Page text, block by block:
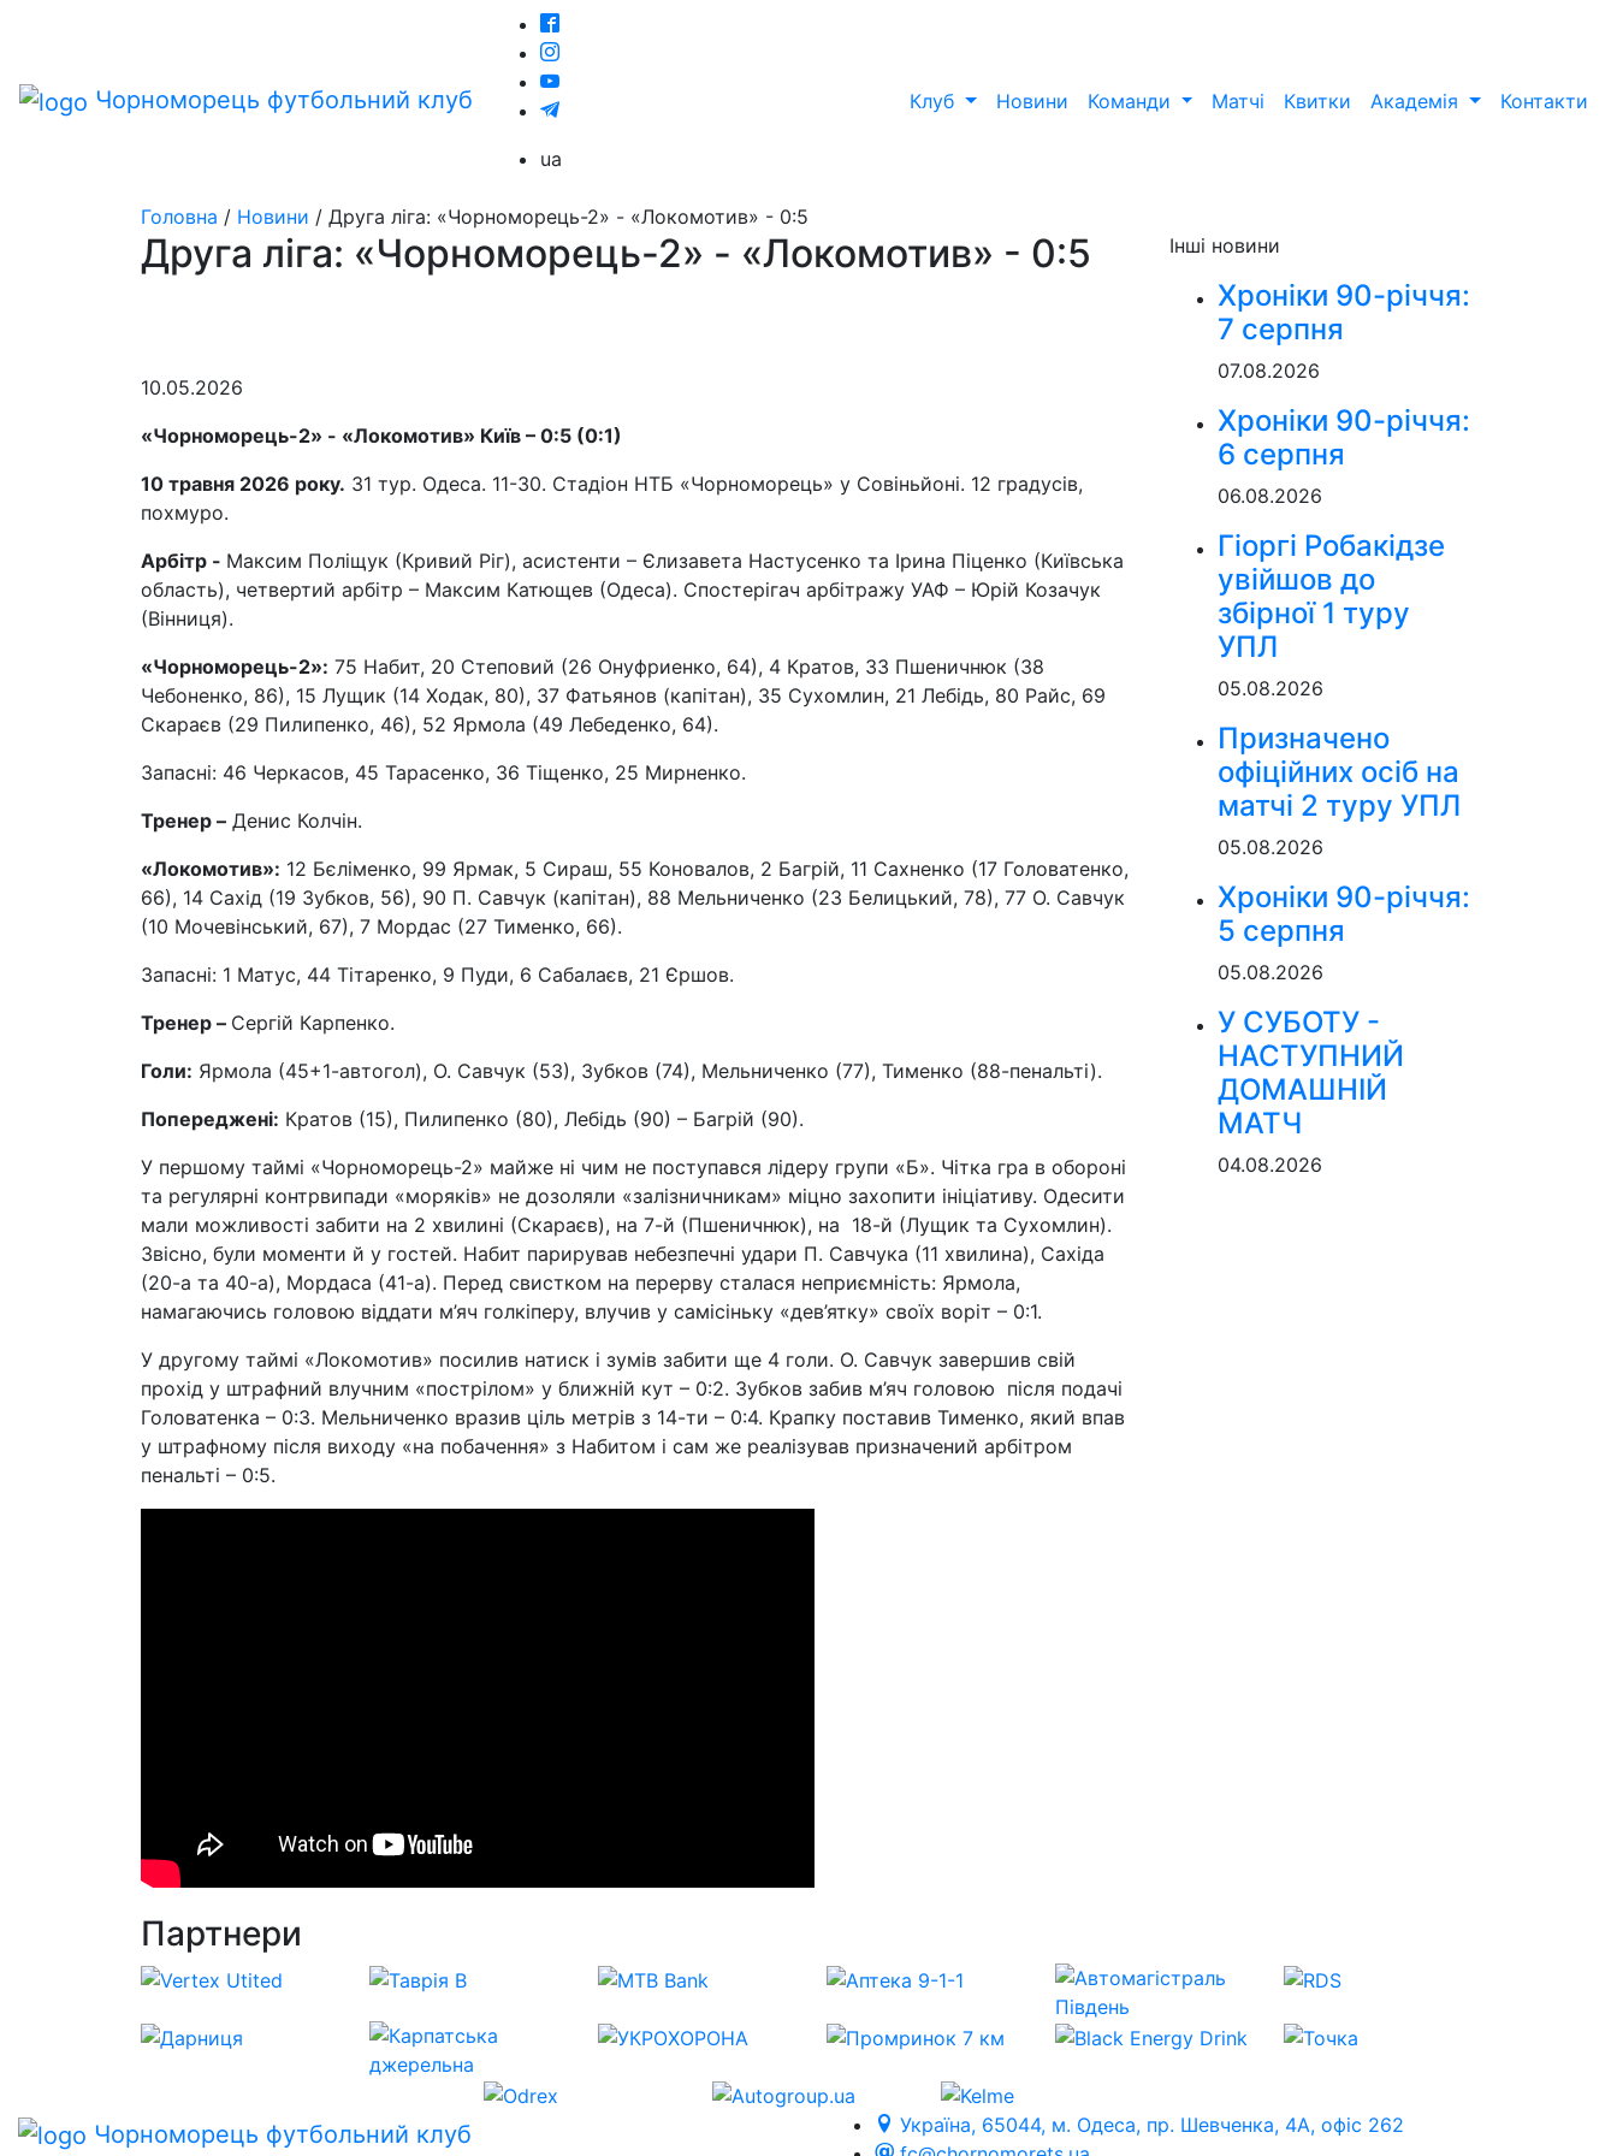
Чорноморець футбольний клуб
ua
Клуб Новини Команди Матчі Квитки Академія Контакти
Головна / Новини / Друга ліга: «Чорноморець-2» - «Локомотив» - 0:5
Друга ліга: «Чорноморець-2» - «Локомотив» - 0:5
10.05.2026
«Чорноморець-2» - «Локомотив» Київ – 0:5 (0:1)
10 травня 2026 року. 31 тур. Одеса. 11-30. Стадіон НТБ «Чорноморець» у Совіньйоні. 12 градусів,
похмуро.
Арбітр - Максим Поліщук (Кривий Ріг), асистенти – Єлизавета Настусенко та Ірина Піценко (Київська
область), четвертий арбітр – Максим Катющев (Одеса). Спостерігач арбітражу УАФ – Юрій Козачук
(Вінниця).
«Чорноморець-2»: 75 Набит, 20 Степовий (26 Онуфриенко, 64), 4 Кратов, 33 Пшеничнюк (38
Чебоненко, 86), 15 Лущик (14 Ходак, 80), 37 Фатьянов (капітан), 35 Сухомлин, 21 Лебідь, 80 Райс, 69
Скараєв (29 Пилипенко, 46), 52 Ярмола (49 Лебеденко, 64).
Запасні: 46 Черкасов, 45 Тарасенко, 36 Тіщенко, 25 Мирненко.
Тренер – Денис Колчін.
«Локомотив»: 12 Бєліменко, 99 Ярмак, 5 Сираш, 55 Коновалов, 2 Багрій, 11 Сахненко (17 Головатенко,
66), 14 Сахід (19 Зубков, 56), 90 П. Савчук (капітан), 88 Мельниченко (23 Белицький, 78), 77 О. Савчук
(10 Мочевінський, 67), 7 Мордас (27 Тименко, 66).
Запасні: 1 Матус, 44 Тітаренко, 9 Пуди, 6 Сабалаєв, 21 Єршов.
Тренер – Сергій Карпенко.
Голи: Ярмола (45+1-автогол), О. Савчук (53), Зубков (74), Мельниченко (77), Тименко (88-пенальті).
Попереджені: Кратов (15), Пилипенко (80), Лебідь (90) – Багрій (90).
У першому таймі «Чорноморець-2» майже ні чим не поступався лідеру групи «Б». Чітка гра в обороні
та регулярні контрвипади «моряків» не дозоляли «залізничникам» міцно захопити ініціативу. Одесити
мали можливості забити на 2 хвилині (Скараєв), на 7-й (Пшеничнюк), на 18-й (Лущик та Сухомлин).
Звісно, були моменти й у гостей. Набит парирував небезпечні удари П. Савчука (11 хвилина), Сахіда
(20-а та 40-а), Мордаса (41-а). Перед свистком на перерву сталася неприємність: Ярмола,
намагаючись головою віддати м’яч голкіперу, влучив у самісіньку «дев’ятку» своїх воріт – 0:1.
У другому таймі «Локомотив» посилив натиск і зумів забити ще 4 голи. О. Савчук завершив свій
прохід у штрафний влучним «пострілом» у ближній кут – 0:2. Зубков забив м’яч головою після подачі
Головатенка – 0:3. Мельниченко вразив ціль метрів з 14-ти – 0:4. Крапку поставив Тименко, який впав
у штрафному після виходу «на побачення» з Набитом і сам же реалізував призначений арбітром
пенальті – 0:5.
Інші новини
Хроніки 90-річчя:
7 серпня
07.08.2026
Хроніки 90-річчя:
6 серпня
06.08.2026
Гіоргі Робакідзе
увійшов до
збірної 1 туру
УПЛ
05.08.2026
Призначено
офіційних осіб на
матчі 2 туру УПЛ
05.08.2026
Хроніки 90-річчя:
5 серпня
05.08.2026
У СУБОТУ -
НАСТУПНИЙ
ДОМАШНІЙ
МАТЧ
04.08.2026
Партнери
Чорноморець футбольний клуб
Україна, 65044, м. Одеса, пр. Шевченка, 4А, офіс 262